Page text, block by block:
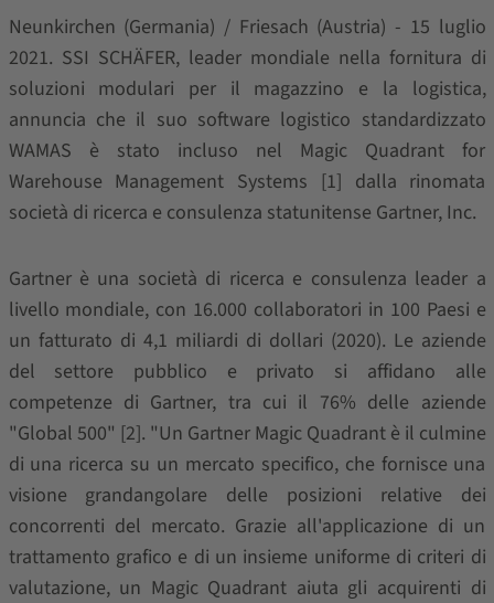
Neunkirchen (Germania) / Friesach (Austria) - 15 luglio
2021. SSI SCHÄFER, leader mondiale nella fornitura di
soluzioni modulari per il magazzino e la logistica,
annuncia che il suo software logistico standardizzato
WAMAS è stato incluso nel Magic Quadrant for
Warehouse Management Systems [1] dalla rinomata
società di ricerca e consulenza statunitense Gartner, Inc.
Gartner è una società di ricerca e consulenza leader a
livello mondiale, con 16.000 collaboratori in 100 Paesi e
un fatturato di 4,1 miliardi di dollari (2020). Le aziende
del settore pubblico e privato si affidano alle
competenze di Gartner, tra cui il 76% delle aziende
"Global 500" [2]. "Un Gartner Magic Quadrant è il culmine
di una ricerca su un mercato specifico, che fornisce una
visione grandangolare delle posizioni relative dei
concorrenti del mercato. Grazie all'applicazione di un
trattamento grafico e di un insieme uniforme di criteri di
valutazione, un Magic Quadrant aiuta gli acquirenti di